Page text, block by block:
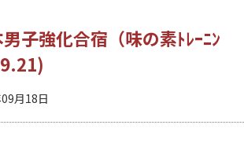
子強化合宿（味の素ﾄﾚｰﾆﾝ
月18日